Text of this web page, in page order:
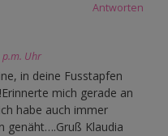
Antworten
p.m. Uhr
in deine Fusstapfen
mich gerade an
habe auch immer
genäht….Gruß Klaudia